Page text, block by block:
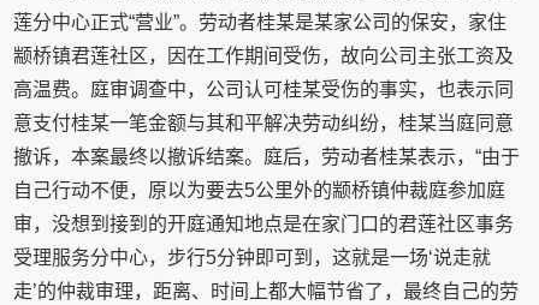
莲分中心正式“营业”。劳动者桂某是某家公司的保安，家住
颛桥镇君莲社区，因在工作期间受伤，故向公司主张工资及
高温费。庭审调查中，公司认可桂某受伤的事实，也表示同
意支付桂某一笔金额与其和平解决劳动纠纷，桂某当庭同意
撤诉，本案最终以撤诉结案。庭后，劳动者桂某表示，“由于
自己行动不便，原以为要去5公里外的颛桥镇仲裁庭参加庭
审，没想到接到的开庭通知地点是在家门口的君莲社区事务
受理服务分中心，步行5分钟即可到，这就是一场‘说走就
走’的仲裁审理，距离、时间上都大幅节省了，最终自己的劳